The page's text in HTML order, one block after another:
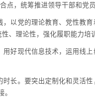
点，统筹推进领导干部和党
以党的理论教育、党性教育
、理论性，强化履职能力培
好现代信息技术，运用线
长。要突出定制化和灵活
。